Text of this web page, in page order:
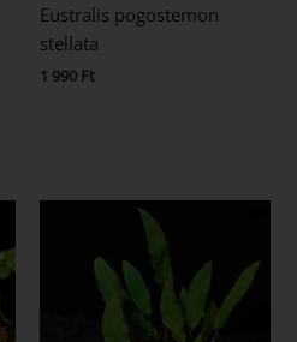
Eustralis pogostemon
stellata
1 990 Ft